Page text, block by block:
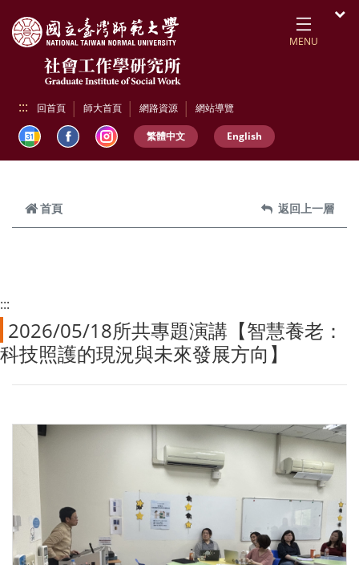
MENU
::: 回首頁 師大首頁 網路資源 網站導覽
繁體中文 English
首頁 返回上一層
:::
2026/05/18所共專題演講【智慧養老：
科技照護的現況與未來發展方向】